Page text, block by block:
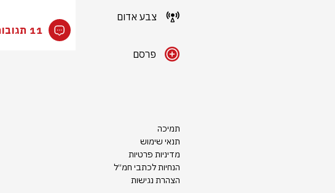
צבע אדום
פרסם
תמיכה
תנאי שימוש
מדיניות פרטיות
הנחיות לכתבי חמ״ל
הצהרת נגישות
11 תגובות